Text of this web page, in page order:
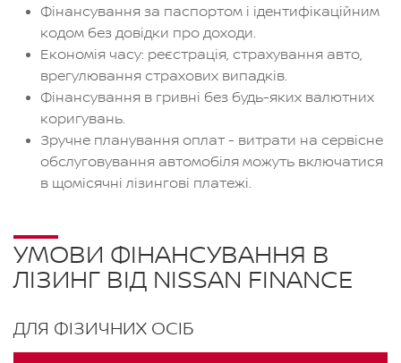
Фінансування за паспортом і ідентифікаційним
кодом без довідки про доходи.
Економія часу: реєстрація, страхування авто,
врегулювання страхових випадків.
Фінансування в гривні без будь-яких валютних
коригувань.
Зручне планування оплат - витрати на сервісне
обслуговування автомобіля можуть включатися
в щомісячні лізингові платежі.
УМОВИ ФІНАНСУВАННЯ В
ЛІЗИНГ ВІД NISSAN FINANCE
ДЛЯ ФІЗИЧНИХ ОСІБ